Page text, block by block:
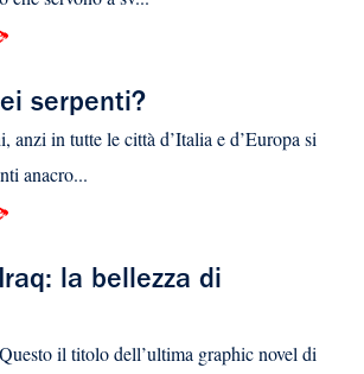
serpenti?
anzi in tutte le città d’Italia e d’Europa si
anacro...
la bellezza di
il titolo dell’ultima graphic novel di